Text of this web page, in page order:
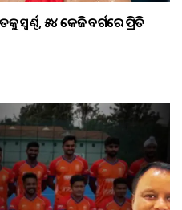
୫୪ କେଜି ବର୍ଗରେ ପ୍ରିତି